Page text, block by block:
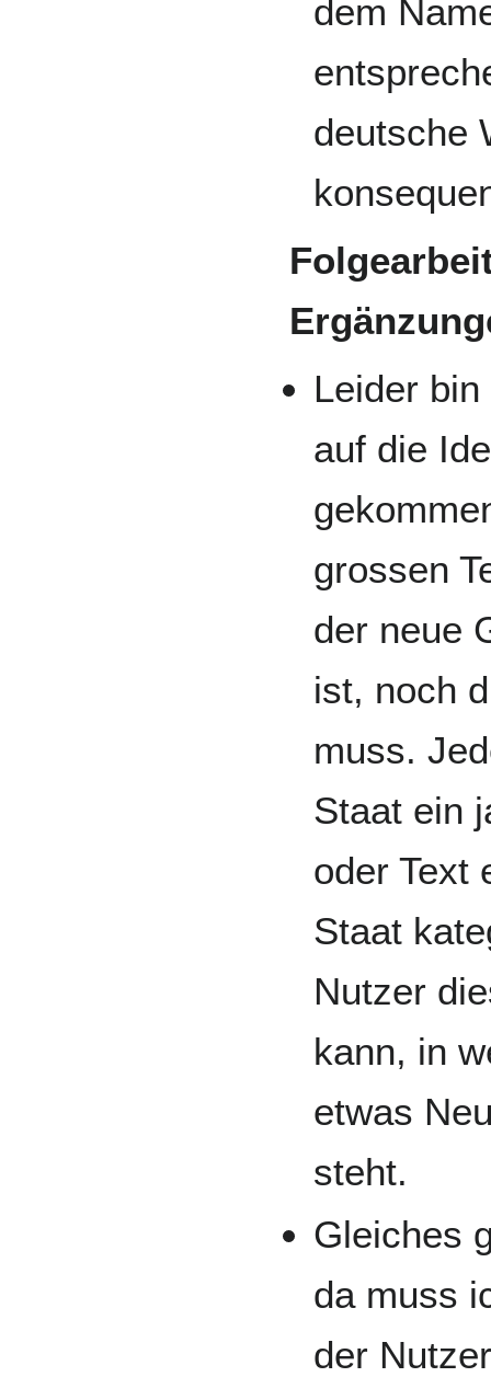
dem
deutsche
Leider
auf die
grossen
der neue
ist, noch
muss.
Staat ein
oder Text
Staat
Nutzer
kann, in
etwas
steht.
Gleiches
da muss
der